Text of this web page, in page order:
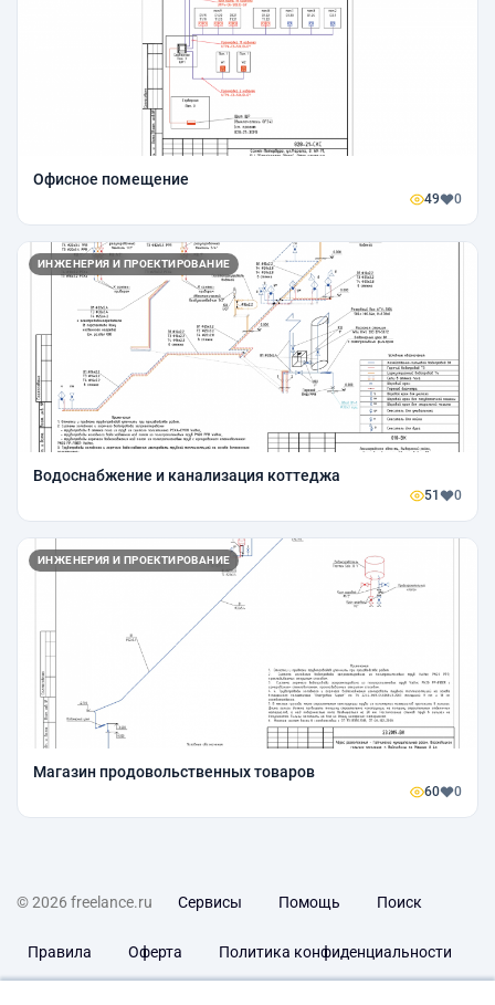
Офисное помещение
49 0
ИНЖЕНЕРИЯ И ПРОЕКТИРОВАНИЕ
Водоснабжение и канализация коттеджа
51 0
ИНЖЕНЕРИЯ И ПРОЕКТИРОВАНИЕ
Магазин продовольственных товаров
60 0
© 2026 freelance.ru Сервисы Помощь Поиск
Правила Оферта Политика конфиденциальности